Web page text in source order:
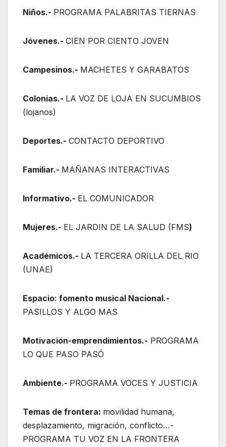
Niños.- PROGRAMA PALABRITAS TIERNAS
Jóvenes.- CIEN POR CIENTO JOVEN
Campesinos.- MACHETES Y GARABATOS
Colonias.- LA VOZ DE LOJA EN SUCUMBIOS
(lojanos)
Deportes.- CONTACTO DEPORTIVO
Familiar.- MAÑANAS INTERACTIVAS
Informativo.- EL COMUNICADOR
Mujeres.- EL JARDIN DE LA SALUD (FMS)
Académicos.- LA TERCERA ORILLA DEL RIO
(UNAE)
Espacio: fomento musical Nacional.-
PASILLOS Y ALGO MAS
Motivación-emprendimientos.- PROGRAMA
LO QUE PASO PASÓ
Ambiente.- PROGRAMA VOCES Y JUSTICIA
Temas de frontera: movilidad humana,
desplazamiento, migración, conflicto…-
PROGRAMA TU VOZ EN LA FRONTERA